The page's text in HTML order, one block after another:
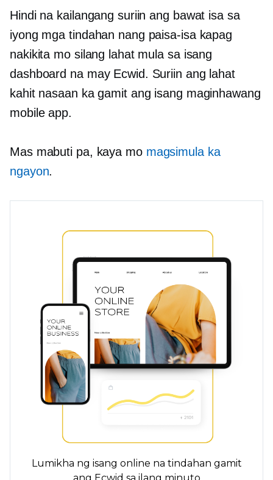
Hindi na kailangang suriin ang bawat isa sa
iyong mga tindahan nang paisa-isa kapag
nakikita mo silang lahat mula sa isang
dashboard na may Ecwid. Suriin ang lahat
kahit nasaan ka gamit ang isang maginhawang
mobile app.
Mas mabuti pa, kaya mo magsimula ka
ngayon.
Lumikha ng isang online na tindahan gamit